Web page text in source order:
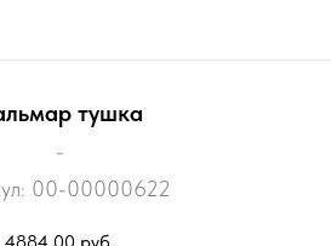
тушка
-
00-00000622